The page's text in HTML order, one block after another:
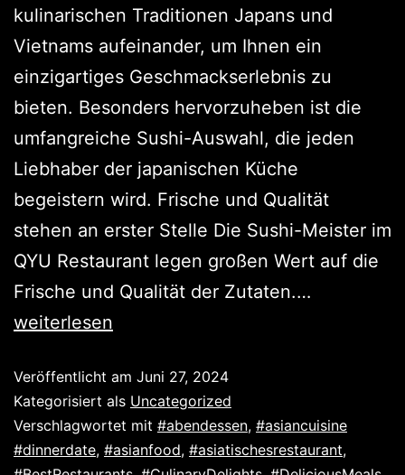
kulinarischen Traditionen Japans und
Vietnams aufeinander, um Ihnen ein
einzigartiges Geschmackserlebnis zu
bieten. Besonders hervorzuheben ist die
umfangreiche Sushi-Auswahl, die jeden
Liebhaber der japanischen Küche
begeistern wird. Frische und Qualität
stehen an erster Stelle Die Sushi-Meister im
QYU Restaurant legen großen Wert auf die
Frische und Qualität der Zutaten.…
weiterlesen
Veröffentlicht am Juni 27, 2024
Kategorisiert als Uncategorized
Verschlagwortet mit #abendessen, #asiancuisine
#dinnerdate, #asianfood, #asiatischesrestaurant,